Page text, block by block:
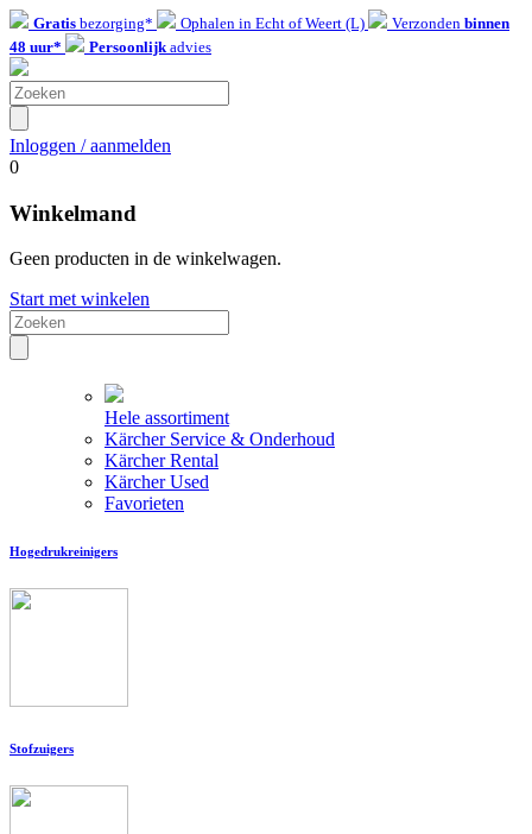
Gratis bezorging* Ophalen in Echt of Weert (L) Verzonden binnen
48 uur*
Persoonlijkadvies
Inloggen / aanmelden
0
Winkelmand
Geen producten in de winkelwagen.
Start met winkelen
Hele assortiment
Kärcher Service & Onderhoud
Kärcher Rental
Kärcher Used
Favorieten
Hogedrukreinigers
Stofzuigers